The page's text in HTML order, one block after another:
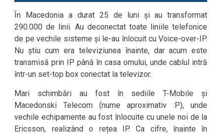
În Macedonia a durat 25 de luni și au transformat
290.000 de linii. Au deconectat toate liniile telefonice
de pe vechile sisteme și le-au înlocuit cu Voice-over-IP.
Nu știu cum era televiziunea înainte, dar acum este
transmisă prin IP până în casa omului, unde cablul intră
într-un set-top box conectat la televizor.
Mari schimbări au fost în sediile T-Mobile și
Macedonski Telecom (nume aproximativ :P), unde
vechile echipamente au fost înlocuite cu unele noi de la
Ericsson, realizând o rețea IP. Ca cifre, înainte în